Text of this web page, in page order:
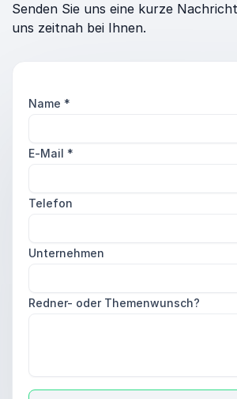
Senden Sie uns eine kurze
uns zeitnah bei Ihnen.
Name *
E-Mail *
Telefon
Unternehmen
Redner- oder Themenwunsch?